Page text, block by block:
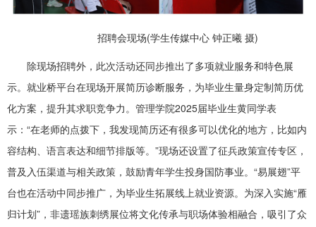
招聘会现场(学生传媒中心 钟正曦 摄)
除现场招聘外，此次活动还同步推出了多项就业服务和特色展
示。就业桥平台在现场开展简历诊断服务，为毕业生量身定制简历优
化方案，提升其求职竞争力。管理学院2025届毕业生黄同学表
示：“在老师的点拨下，我发现简历还有很多可以优化的地方，比如内
容结构、语言表达和细节排版等。”现场还设置了征兵政策宣传专区，
普及入伍渠道与相关政策，鼓励青年学生投身国防事业。“易展翅”平
台也在活动中同步推广，为毕业生拓展线上就业资源。为深入实施“雁
归计划”，非遗瑶族刺绣展位将文化传承与职场体验相融合，吸引了众